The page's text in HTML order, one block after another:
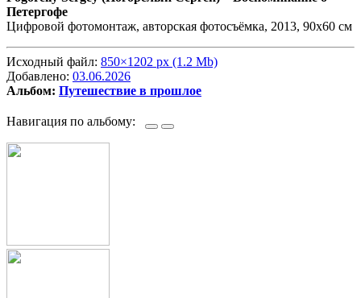
Петергофе
Цифровой фотомонтаж, авторская фотосъёмка, 2013, 90х60 см
Исходный файл: 850×1202 px (1.2 Mb)
Добавлено: 03.06.2026
Альбом: Путешествие в прошлое
Навигация по альбому: